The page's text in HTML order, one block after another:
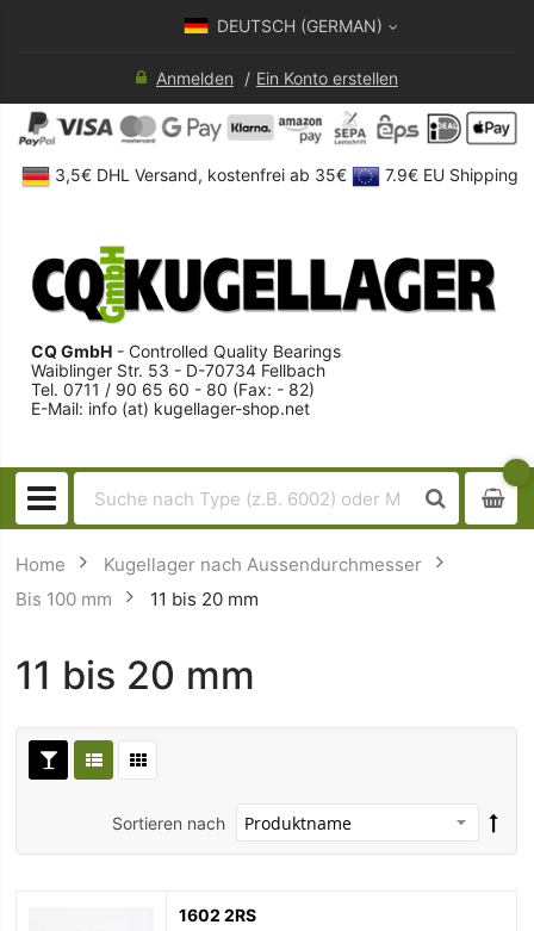
DEUTSCH (GERMAN)
Anmelden Ein Konto erstellen
3,5€ DHL Versand, kostenfrei ab 35€ 7.9€ EU Shipping
CQ GmbH - Controlled Quality Bearings
Waiblinger Str. 53 - D-70734 Fellbach
Tel. 0711 / 90 65 60 - 80 (Fax: - 82)
E-Mail: info (at) kugellager-shop.net
Home
Kugellager nach Aussendurchmesser
Bis 100 mm
11 bis 20 mm
11 bis 20 mm
Sortieren nach
1602 2RS